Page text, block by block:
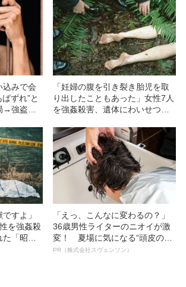
込みで会
ずれ”と
→強盗殺
末路」
「妊婦の腹を引き裂き胎児を取
り出したこともあった」女性7人
を強姦殺害、遺体にわいせつし
魔」の正体
すよ」
を強姦殺
「昭和
「えっ、こんなに変わるの？」
36歳男性ライターのニオイが激
変！ 夏場に気になる“頭皮のニ
オイ”や“ベタつき”を解消す
PR（株式会社スヴェンソン）